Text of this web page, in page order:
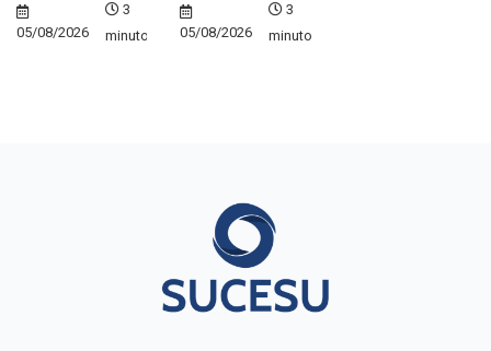
05/08/2026
3
minutos
05/08/2026
3
minutos